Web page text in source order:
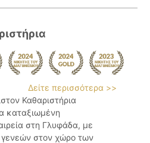
Δείτε περισσότερα >>
Καθαριστήρια
καταξιωμένη
στη Γλυφάδα, με
στον χώρο των